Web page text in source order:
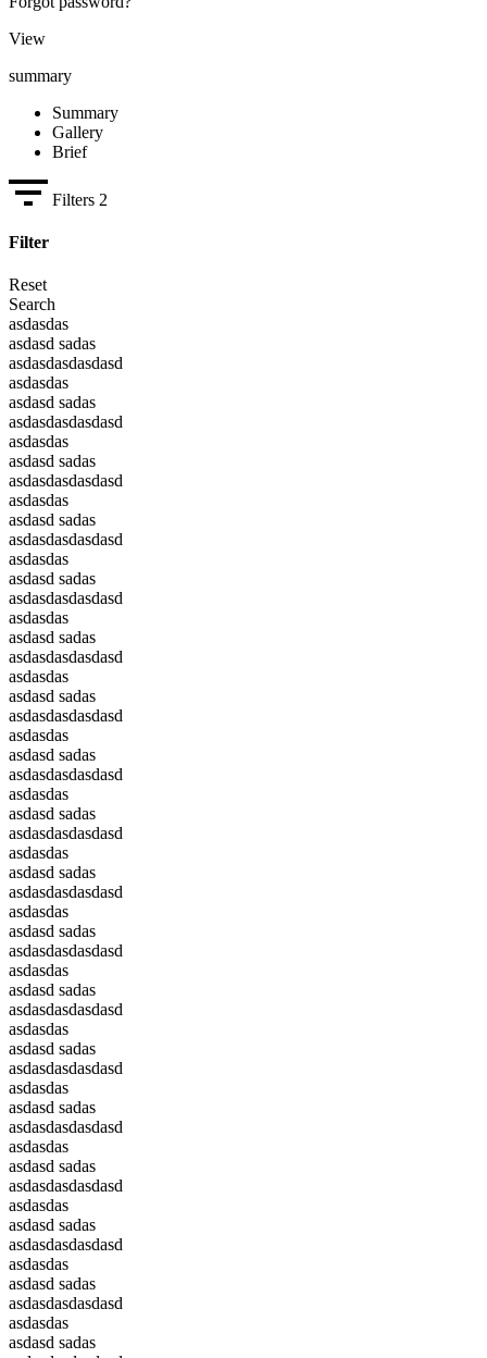
View
summary
Summary
Gallery
Brief
Filters 2
Filter
Reset
Search
asdasdas
asdasd sadas
asdasdasdasdasd
asdasdas
asdasd sadas
asdasdasdasdasd
asdasdas
asdasd sadas
asdasdasdasdasd
asdasdas
asdasd sadas
asdasdasdasdasd
asdasdas
asdasd sadas
asdasdasdasdasd
asdasdas
asdasd sadas
asdasdasdasdasd
asdasdas
asdasd sadas
asdasdasdasdasd
asdasdas
asdasd sadas
asdasdasdasdasd
asdasdas
asdasd sadas
asdasdasdasdasd
asdasdas
asdasd sadas
asdasdasdasdasd
asdasdas
asdasd sadas
asdasdasdasdasd
asdasdas
asdasd sadas
asdasdasdasdasd
asdasdas
asdasd sadas
asdasdasdasdasd
asdasdas
asdasd sadas
asdasdasdasdasd
asdasdas
asdasd sadas
asdasdasdasdasd
asdasdas
asdasd sadas
asdasdasdasdasd
asdasdas
asdasd sadas
asdasdasdasdasd
asdasdas
asdasd sadas